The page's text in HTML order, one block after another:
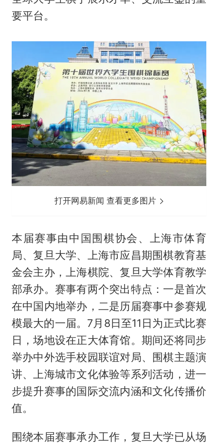
要平台。
打开网易新闻 查看更多图片
本届赛事由中国围棋协会、上海市体育
局、复旦大学、上海市应昌期围棋教育基
金会主办，上海棋院、复旦大学体育教学
部承办。赛事有两个突出特点：一是首次
在中国内地举办，二是历届赛事中参赛规
模最大的一届。7月8日至11日为正式比赛
日，场地设在正大体育馆。期间还将同步
举办中外选手校园联谊对局、围棋主题演
讲、上海城市文化体验等系列活动，进一
步提升赛事的国际交流内涵和文化传播价
值。
围绕本届赛事承办工作，复旦大学已从场